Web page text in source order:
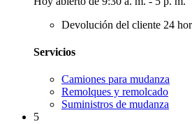
Devolución del cliente 24
Servicios
Camiones para mudanza
Remolques y remolcado
Suministros de mudanza
5